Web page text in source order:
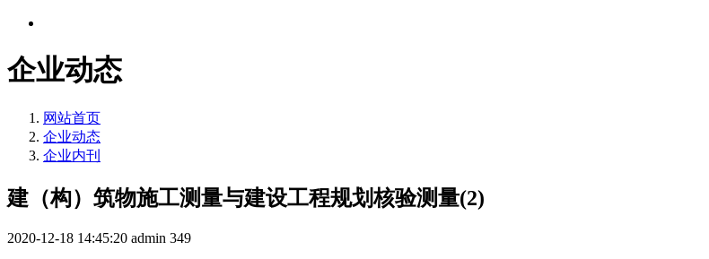
企业动态
网站首页
企业动态
企业内刊
建（构）筑物施工测量与建设工程规划核验测量(2)
2020-12-18 14:45:20 admin 349